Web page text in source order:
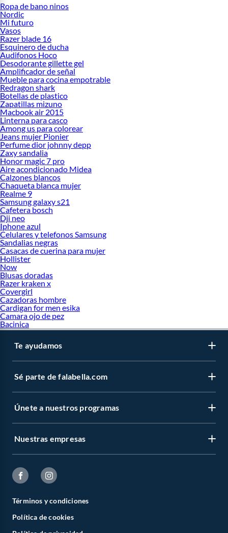
Ropa de bano ninos
Nordic
Mi futuro
Vasos
Razer blade 16
Esquinero de ducha
Audifonos Hoco
Desodorante gillette gel
Amplificador de señal
Mueble para cocina empotrable
Redragon shark
Botellas de plastico
Zapatillas mizuno
Macbook air 2015
Linterna para casco
Among us para colorear
Jeans mujer Pionier
Perfume dior johnny depp
Zaxy sandalia
Honor magic 7 pro
Aire acondicionado Midea
Calzones blancos
Chaqueta blanca mujer
Realme 9
Samsung galaxy s21
Cafetera bosch
Dji neo
Iphone azul
Celulares y telefonos Samsung
Sandalias negras
Casacas de cuerina para mujer
Hollister
Now
Blusas doradas
Razer kraken x
Covergirl
Cazadoras hombre
Cardigan for men esika
Camara ojo de pez
Bacinica
Te ayudamos
Sé parte de falabella.com
Únete a nuestros programas
Nuestras empresas
Términos y condiciones
Política de cookies